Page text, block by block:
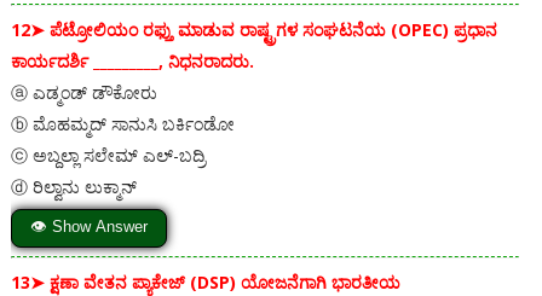
12➤ ಪೆಟ್ರೋಲಿಯಂ ರಫ್ತು ಮಾಡುವ ರಾಷ್ಟ್ರಗಳ ಸಂಘಟನೆಯ (OPEC) ಪ್ರಧಾನ
ಕಾರ್ಯದರ್ಶಿ _________, ನಿಧನರಾದರು.
ⓐ ಎಡ್ಮಂಡ್ ಡೌಕೋರು
ⓑ ಮೊಹಮ್ಮದ್ ಸಾನುಸಿ ಬರ್ಕಿಂಡೋ
ⓒ ಅಬ್ದಲ್ಲಾ ಸಲೇಮ್ ಎಲ್-ಬದ್ರಿ
ⓓ ರಿಲ್ವಾನು ಲುಕ್ಮಾನ್
👁 Show Answer
13➤ ಕ್ಷಣಾ ವೇತನ ಪ್ಯಾಕೇಜ್ (DSP) ಯೋಜನೆಗಾಗಿ ಭಾರತೀಯ